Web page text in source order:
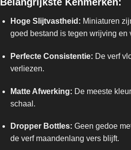
Hoge Slijtvastheid: Miniaturen
goed bestand is tegen wrijving en
Perfecte Consistentie: De verf
verliezen.
Matte Afwerking: De meeste
schaal.
Dropper Bottles: Geen gedoe
de verf maandenlang vers blijft.